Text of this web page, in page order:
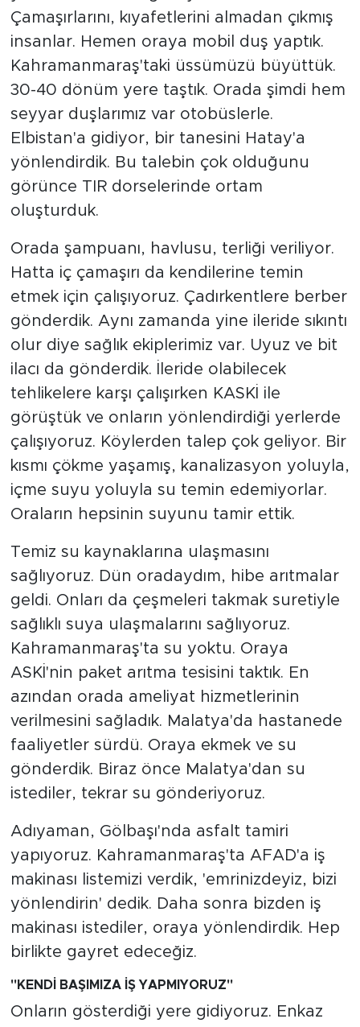
Çamaşırlarını, kıyafetlerini almadan çıkmış
insanlar. Hemen oraya mobil duş yaptık.
Kahramanmaraş'taki üssümüzü büyüttük.
30-40 dönüm yere taştık. Orada şimdi hem
seyyar duşlarımız var otobüslerle.
Elbistan'a gidiyor, bir tanesini Hatay'a
yönlendirdik. Bu talebin çok olduğunu
görünce TIR dorselerinde ortam
oluşturduk.
Orada şampuanı, havlusu, terliği veriliyor.
Hatta iç çamaşırı da kendilerine temin
etmek için çalışıyoruz. Çadırkentlere berber
gönderdik. Aynı zamanda yine ileride sıkıntı
olur diye sağlık ekiplerimiz var. Uyuz ve bit
ilacı da gönderdik. İleride olabilecek
tehlikelere karşı çalışırken KASKİ ile
görüştük ve onların yönlendirdiği yerlerde
çalışıyoruz. Köylerden talep çok geliyor. Bir
kısmı çökme yaşamış, kanalizasyon yoluyla,
içme suyu yoluyla su temin edemiyorlar.
Oraların hepsinin suyunu tamir ettik.
Temiz su kaynaklarına ulaşmasını
sağlıyoruz. Dün oradaydım, hibe arıtmalar
geldi. Onları da çeşmeleri takmak suretiyle
sağlıklı suya ulaşmalarını sağlıyoruz.
Kahramanmaraş'ta su yoktu. Oraya
ASKİ'nin paket arıtma tesisini taktık. En
azından orada ameliyat hizmetlerinin
verilmesini sağladık. Malatya'da hastanede
faaliyetler sürdü. Oraya ekmek ve su
gönderdik. Biraz önce Malatya'dan su
istediler, tekrar su gönderiyoruz.
Adıyaman, Gölbaşı'nda asfalt tamiri
yapıyoruz. Kahramanmaraş'ta AFAD'a iş
makinası listemizi verdik, 'emrinizdeyiz, bizi
yönlendirin' dedik. Daha sonra bizden iş
makinası istediler, oraya yönlendirdik. Hep
birlikte gayret edeceğiz.
"KENDİ BAŞIMIZA İŞ YAPMIYORUZ"
Onların gösterdiği yere gidiyoruz. Enkaz